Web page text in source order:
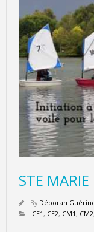
STE
By Déborah
CE1, CE2, CM1, CM2,